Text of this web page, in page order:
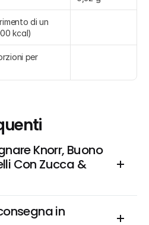
di un
kcal)
per
Knorr, Buono
Con Zucca &
in